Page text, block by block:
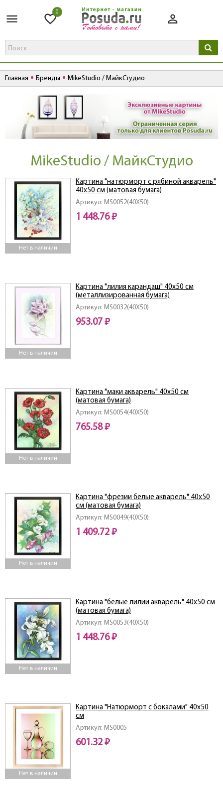
0
Главная Бренды MikeStudio / МайкСтудио
MikeStudio / МайкСтудио
Нет в наличии
Артикул: MS0052(40X50)
Картина "натюрморт с рябиной акварель"
40х50 см (матовая бумага)
1 448.76 ₽
Нет в наличии
Артикул: MS0032(40X50)
Картина "лилия карандаш" 40х50 см
(металлизированная бумага)
953.07 ₽
Нет в наличии
Артикул: MS0054(40X50)
Картина "маки акварель" 40х50 см
(матовая бумага)
765.58 ₽
Нет в наличии
Артикул: MS0049(40X50)
Картина "фрезии белые акварель" 40х50
см (матовая бумага)
1 409.72 ₽
Нет в наличии
Артикул: MS0053(40X50)
Картина "белые лилии акварель" 40х50 см
(матовая бумага)
1 448.76 ₽
Нет в наличии
Артикул: MS0005
Картина "Натюрморт с бокалами" 40х50
см
601.32 ₽